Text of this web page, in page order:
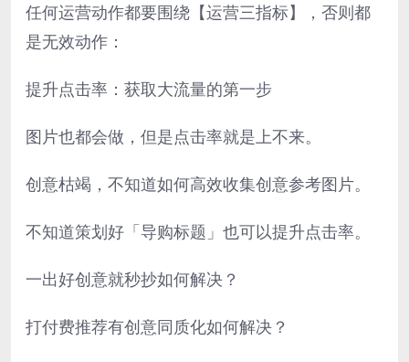
任何运营动作都要围绕【运营三指标】，否则都
是无效动作：
提升点击率：获取大流量的第一步
图片也都会做，但是点击率就是上不来。
创意枯竭，不知道如何高效收集创意参考图片。
不知道策划好「导购标题」也可以提升点击率。
一出好创意就秒抄如何解决？
打付费推荐有创意同质化如何解决？